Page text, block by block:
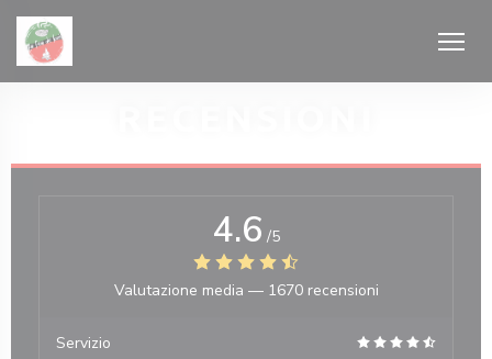
Personalizzazione delle tue scelte sui cookie
4.6 /5
Valutazione media — 1670 recensioni
Servizio